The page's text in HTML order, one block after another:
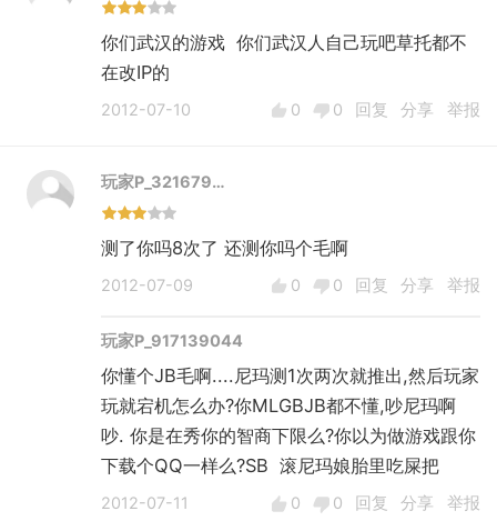
你们武汉的游戏 你们武汉人自己玩吧草托都不
在改IP的
2012-07-10 0 0 回复 分享 举报
玩家P_321679…
测了你吗8次了 还测你吗个毛啊
2012-07-09 0 0 回复 分享 举报
玩家P_917139044
你懂个JB毛啊....尼玛测1次两次就推出,然后玩家
玩就宕机怎么办?你MLGBJB都不懂,吵尼玛啊
吵. 你是在秀你的智商下限么?你以为做游戏跟你
下载个QQ一样么?SB 滚尼玛娘胎里吃屎把
2012-07-11 0 0 回复 分享 举报